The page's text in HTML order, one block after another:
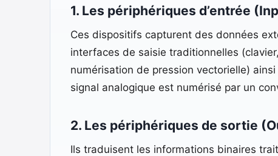
1. Les périphériques d’entrée
Ces dispositifs capturent des données
interfaces de saisie traditionnelles
numérisation de pression vectorielle)
signal analogique est numérisé par un
2. Les périphériques de sortie
Ils traduisent les informations binaires